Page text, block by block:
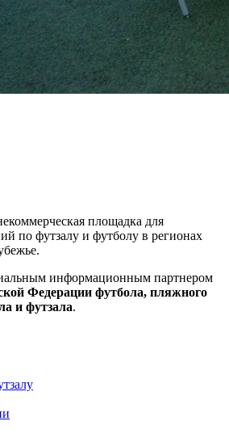
площадка для
по футзалу и футболу в регионах
информационным партнером
Федерации футбола, пляжного
и футзала.